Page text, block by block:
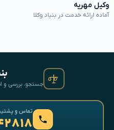
وکیل مهریه
آماده ارائه خدمت در بنیاد وکلا
جستجو، بررسی و
تماس و